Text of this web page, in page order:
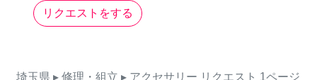
リクエストをする
埼玉県 ▸ 修理・組立 ▸ アクセサリー リクエスト 1ページ